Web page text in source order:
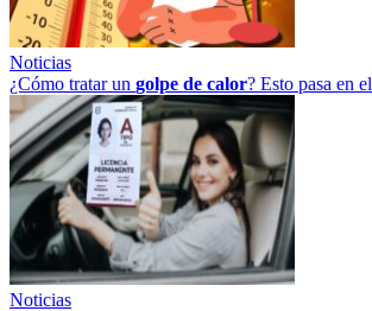
Noticias
¿Cómo tratar un golpe de calor? Esto pasa en
Noticias